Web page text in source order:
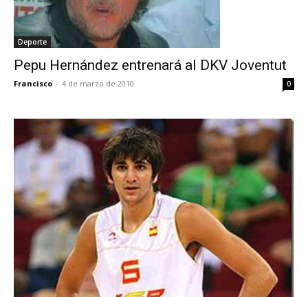
Deporte
Pepu Hernández entrenará al DKV Joventut
Francisco - 4 de marzo de 2010 0